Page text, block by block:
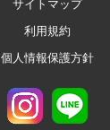
サイトマップ
利用規約
個人情報保護方針